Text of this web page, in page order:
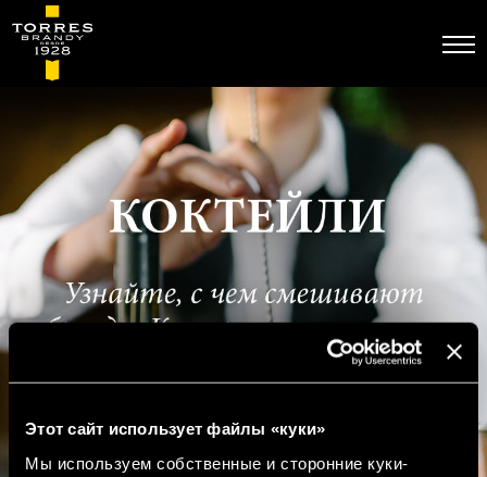
Этот сайт использует файлы «куки»
Мы используем собственные и сторонние куки-
Перейти
основному